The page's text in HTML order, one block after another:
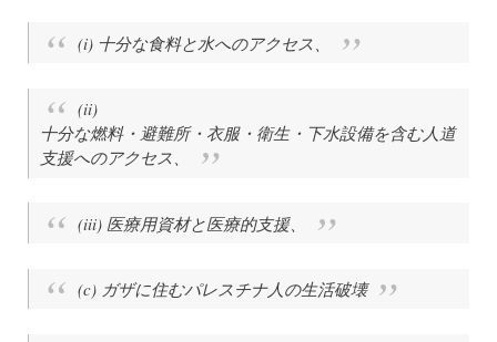
(i) 十分な食料と水へのアクセス、
(ii)
十分な燃料・避難所・衣服・衛生・下水設備を含む人道
支援へのアクセス、
(iii) 医療用資材と医療的支援、
(c) ガザに住むパレスチナ人の生活破壊